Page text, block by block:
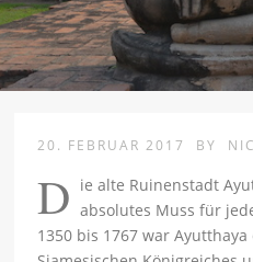
20. FEBRUAR 2017 BY
D ie alte Ruinenstadt
absolutes Muss für
1350 bis 1767 war